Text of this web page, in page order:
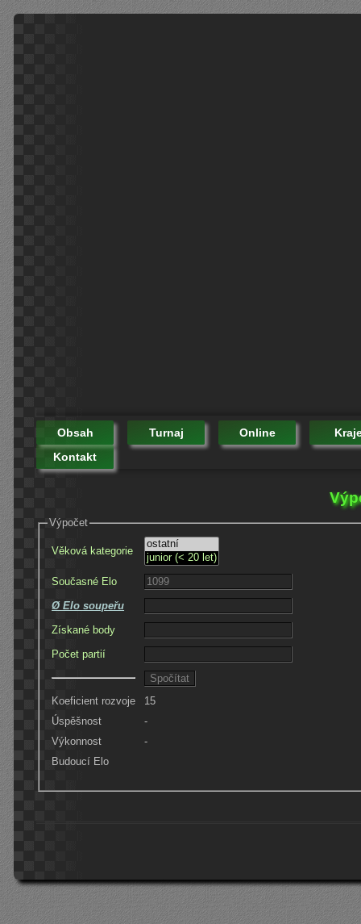
Obsah Turnaj Online
Kontakt
Výpočet
Věková kategorie
Současné Elo
Ø Elo soupeřu
Získané body
Počet partií
Koeficient rozvoje
15
Úspěšnost
-
Výkonnost
-
Budoucí Elo